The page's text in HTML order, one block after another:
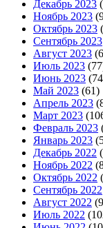
Декабрь 2023
Ноябрь 2023
Октябрь 2023
Сентябрь 2023
Август 2023
Июль 2023
Июнь 2023
Май 2023 (61)
Апрель 2023
Март 2023
Февраль 2023
Январь 2023
Декабрь 2022
Ноябрь 2022
Октябрь 2022
Сентябрь 2022
Август 2022
Июль 2022